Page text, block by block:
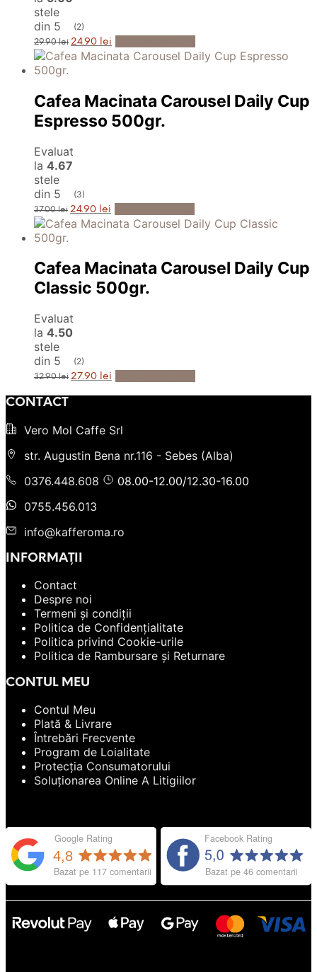
stele
din 5
(2)
29.90lei Prețul
inițial
a
24.90 lei Prețul
curent
este:
Cafea Macinata Carousel Daily Cup
Espresso 500gr.
Evaluat
la 4.67
stele
din 5
(3)
37.00lei Prețul
inițial
a
24.90 lei Prețul
curent
este:
Cafea Macinata Carousel Daily Cup
Classic 500gr.
Evaluat
la 4.50
stele
din 5
(2)
32.90lei Prețul
inițial
a
27.90 lei Prețul
curent
este:
CONTACT
Vero Mol Caffe Srl
str. Augustin Bena nr.116 - Sebes (Alba)
0376.448.608
08.00-12.00/12.30-16.00
0755.456.013
info@kafferoma.ro
INFORMAȚII
Contact
Despre noi
Termeni și condiții
Politica de Confidențialitate
Politica privind Cookie-urile
Politica de Rambursare și Returnare
CONTUL MEU
Contul Meu
Plată & Livrare
Întrebări Frecvente
Program de Loialitate
Protecția Consumatorului
Soluționarea Online A Litigiilor